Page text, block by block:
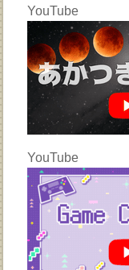
YouTube
YouTube